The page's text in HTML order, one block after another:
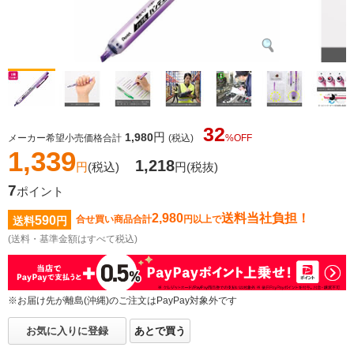
メーカー希望小売価格合計 1,980円 (税込) 32%OFF
1,339円(税込) 1,218円(税抜)
7ポイント
送料590円 合せ買い商品合計2,980円以上で送料当社負担！
(送料・基準金額はすべて税込)
※お届け先が離島(沖縄)のご注文はPayPay対象外です
お気に入りに登録 あとで買う